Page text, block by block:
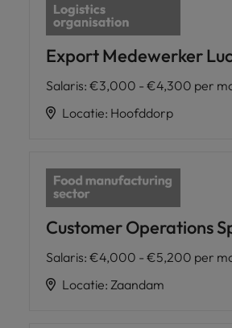
Export Medewerker
Salaris: €3,000 - €4,300 per
Locatie: Hoofddorp
Customer Operations
Salaris: €4,000 - €5,200 per
Locatie: Zaandam